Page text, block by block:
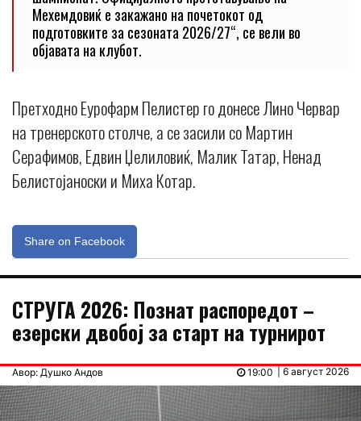
Мехемдовиќ е закажано на почетокот од
подготовките за сезоната 2026/27“, се вели во
објавата на клубот.
Претходно Еурофарм Пелистер го донесе Лино Червар
на тренерското столче, а се засили со Мартин
Серафимов, Едвин Џелиловиќ, Малик Татар, Ненад
Белистојаноски и Миха Котар.
Share on Facebook
СТРУГА 2026: Познат распоредот –
езерски двобој за старт на турнирот
Авор: Душко Андов | 6 август 2026
19:00